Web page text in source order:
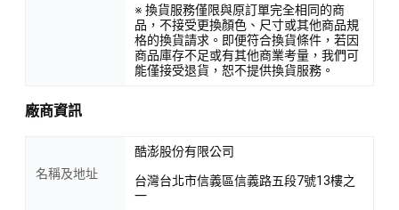
※ 換貨服務僅限與原訂單完全相同的商
品，不接受更換顏色、尺寸或其他商品規
格的換貨請求。即便符合換貨條件，若因
商品庫存不足或有其他商業考量，我們可
能僅接受退貨，恕不提供換貨服務。
廠商資訊
名稱及地址
酷澎股份有限公司
台灣台北市信義區信義路五段7號13樓之
一